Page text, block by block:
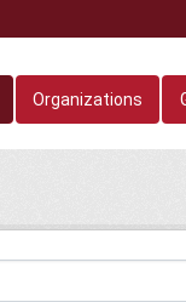
Organizations